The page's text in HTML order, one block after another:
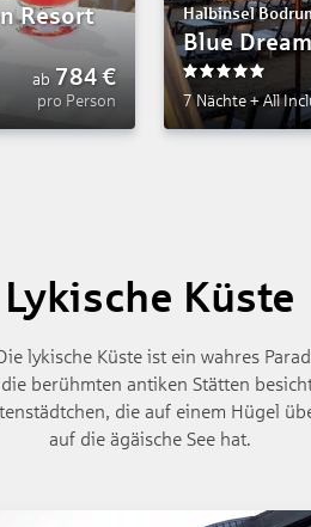
Resort
ab 784€
pro Person
Halbinsel
Blue
5
7 Nächte +All
Lykische Küste
lykische Küste ist ein wahres
berühmten antiken Stätten
die auf einem Hügel
auf die ägäische See hat.